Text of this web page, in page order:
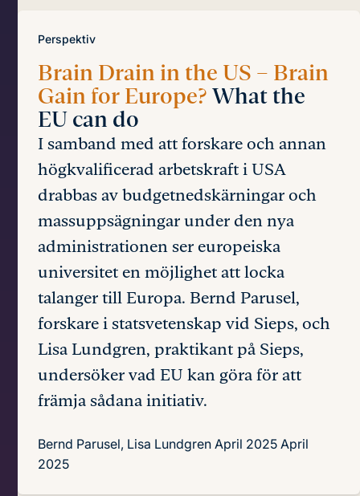
Perspektiv
Brain Drain in the US – Brain
Gain for Europe? What the
EU can do
I samband med att forskare och annan
högkvalificerad arbetskraft i USA
drabbas av budgetnedskärningar och
massuppsägningar under den nya
administrationen ser europeiska
universitet en möjlighet att locka
talanger till Europa. Bernd Parusel,
forskare i statsvetenskap vid Sieps, och
Lisa Lundgren, praktikant på Sieps,
undersöker vad EU kan göra för att
främja sådana initiativ.
Bernd Parusel, Lisa Lundgren April 2025 April
2025